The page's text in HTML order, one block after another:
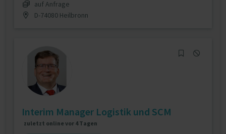
auf Anfrage
D-74080 Heilbronn
Interim Manager Logistik und SCM
zuletzt online vor 4 Tagen